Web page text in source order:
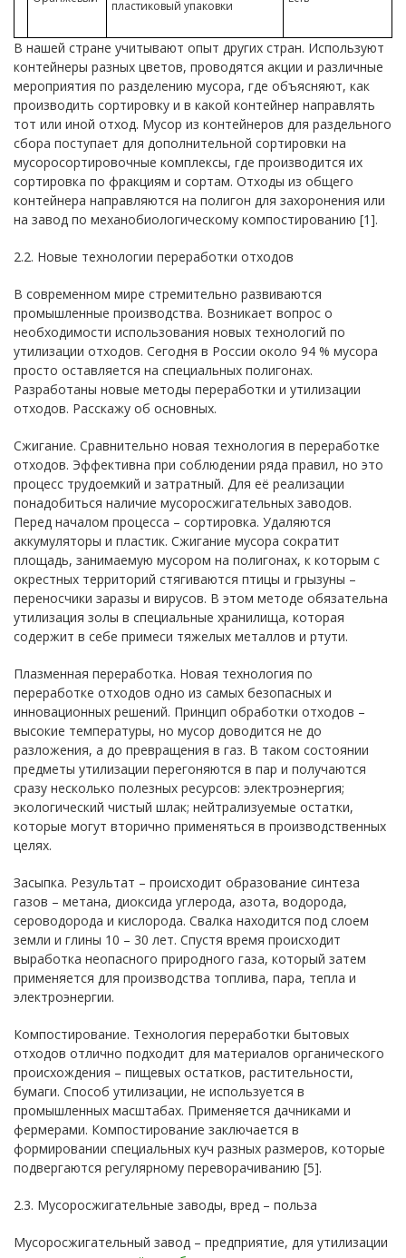
пластиковый упаковки
В нашей стране учитывают опыт других стран. Используют
контейнеры разных цветов, проводятся акции и различные
мероприятия по разделению мусора, где объясняют, как
производить сортировку и в какой контейнер направлять
тот или иной отход. Мусор из контейнеров для раздельного
сбора поступает для дополнительной сортировки на
мусоросортировочные комплексы, где производится их
сортировка по фракциям и сортам. Отходы из общего
контейнера направляются на полигон для захоронения или
на завод по механобиологическому компостированию [1].
2.2. Новые технологии переработки отходов
В современном мире стремительно развиваются
промышленные производства. Возникает вопрос о
необходимости использования новых технологий по
утилизации отходов. Сегодня в России около 94 % мусора
просто оставляется на специальных полигонах.
Разработаны новые методы переработки и утилизации
отходов. Расскажу об основных.
Сжигание. Сравнительно новая технология в переработке
отходов. Эффективна при соблюдении ряда правил, но это
процесс трудоемкий и затратный. Для её реализации
понадобиться наличие мусоросжигательных заводов.
Перед началом процесса – сортировка. Удаляются
аккумуляторы и пластик. Сжигание мусора сократит
площадь, занимаемую мусором на полигонах, к которым с
окрестных территорий стягиваются птицы и грызуны –
переносчики заразы и вирусов. В этом методе обязательна
утилизация золы в специальные хранилища, которая
содержит в себе примеси тяжелых металлов и ртути.
Плазменная переработка. Новая технология по
переработке отходов одно из самых безопасных и
инновационных решений. Принцип обработки отходов –
высокие температуры, но мусор доводится не до
разложения, а до превращения в газ. В таком состоянии
предметы утилизации перегоняются в пар и получаются
сразу несколько полезных ресурсов: электроэнергия;
экологический чистый шлак; нейтрализуемые остатки,
которые могут вторично применяться в производственных
целях.
Засыпка. Результат – происходит образование синтеза
газов – метана, диоксида углерода, азота, водорода,
сероводорода и кислорода. Свалка находится под слоем
земли и глины 10 – 30 лет. Спустя время происходит
выработка неопасного природного газа, который затем
применяется для производства топлива, пара, тепла и
электроэнергии.
Компостирование. Технология переработки бытовых
отходов отлично подходит для материалов органического
происхождения – пищевых остатков, растительности,
бумаги. Способ утилизации, не используется в
промышленных масштабах. Применяется дачниками и
фермерами. Компостирование заключается в
формировании специальных куч разных размеров, которые
подвергаются регулярному переворачиванию [5].
2.3. Мусоросжигательные заводы, вред – польза
Мусоросжигательный завод – предприятие, для утилизации